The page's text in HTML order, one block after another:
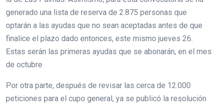
generado una lista de reserva de 2.875 personas que
optarán a las ayudas que no sean aceptadas antes de que
finalice el plazo dado entonces, este mismo jueves 26.
Estas serán las primeras ayudas que se abonarán, en el mes
de octubre
Por otra parte, después de revisar las cerca de 12.000
peticiones para el cupo general, ya se publicó la resolución